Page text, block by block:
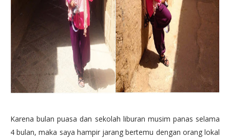
Karena bulan puasa dan sekolah liburan musim panas selama
4 bulan, maka saya hampir jarang bertemu dengan orang lokal